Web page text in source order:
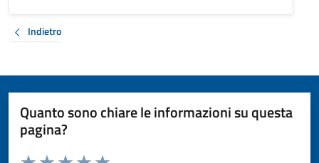
Indietro
Quanto sono chiare le informazioni su questa
pagina?
Valuta da 1 a 5 stelle la pagina